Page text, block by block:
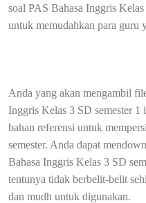
soal PAS Bahasa Inggris
untuk memudahkan para guru
Anda yang akan mengambil
Inggris Kelas 3 SD semester 1
bahan referensi untuk
semester. Anda dapat
Bahasa Inggris Kelas 3 SD
tentunya tidak berbelit-belit
dan mudh untuk digunakan.